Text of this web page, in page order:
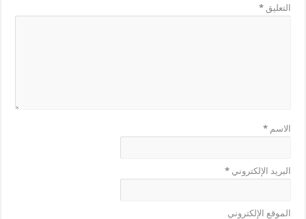
التعليق*
الاسم*
البريد الإلكتروني*
الموقع الإلكتروني